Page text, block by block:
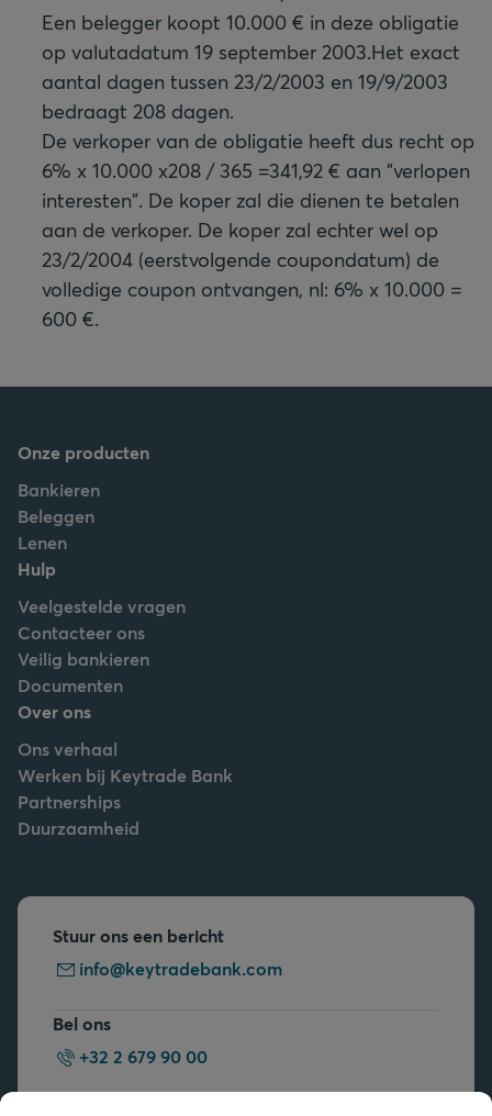
Een belegger koopt 10.000 € in deze obligatie
op valutadatum 19 september 2003.Het exact
aantal dagen tussen 23/2/2003 en 19/9/2003
bedraagt 208 dagen.
De verkoper van de obligatie heeft dus recht op
6% x 10.000 x208 / 365 =341,92 € aan "verlopen
interesten". De koper zal die dienen te betalen
aan de verkoper. De koper zal echter wel op
23/2/2004 (eerstvolgende coupondatum) de
volledige coupon ontvangen, nl: 6% x 10.000 =
600 €.
Onze producten
Bankieren
Beleggen
Lenen
Hulp
Veelgestelde vragen
Contacteer ons
Veilig bankieren
Documenten
Over ons
Ons verhaal
Werken bij Keytrade Bank
Partnerships
Duurzaamheid
Stuur ons een bericht
info@keytradebank.com
Bel ons
+32 2 679 90 00